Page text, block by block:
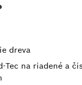
dreva
Tec na riadené a